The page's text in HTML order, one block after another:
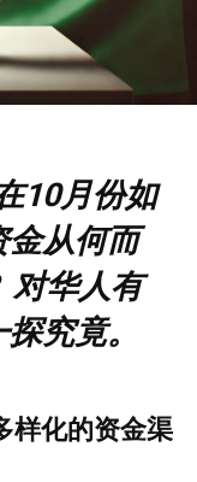
10月份如
从何而
对华人有
究竟。
样化的资金渠